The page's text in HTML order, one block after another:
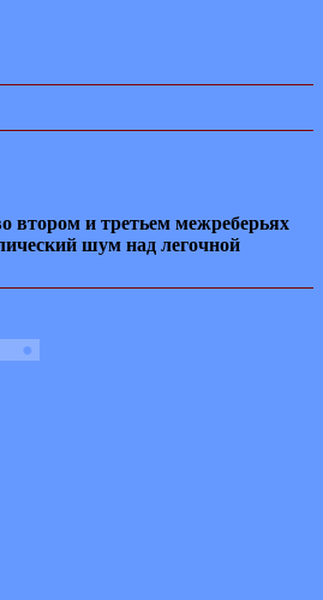
втором и третьем межреберьях
шум над легочной
●